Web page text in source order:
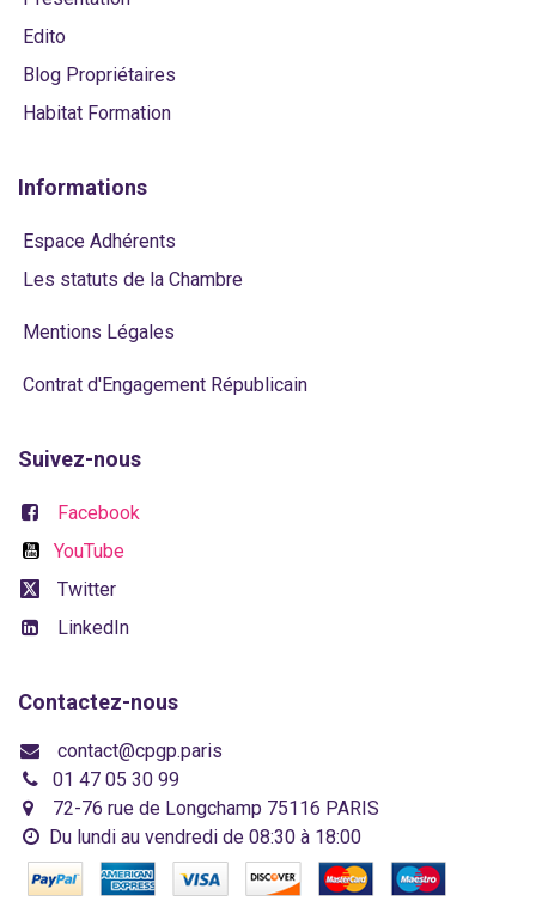
Edito
Blog Propriétaires
Habitat Formation
Informations
Espace Adhérents
Les statuts de la Chambre
Mentions Légales
Contrat d'Engagement Républicain
Suivez-nous
Facebook
YouTube
Twitter
LinkedIn
Contactez-nous
contact@cpgp.paris
01 47 05 30 99
72-76 rue de Longchamp 75116 PARIS
Du lundi au vendredi de 08:30 à 18:00